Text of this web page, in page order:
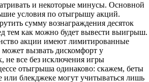
и некоторые минусы. Основной
условия по отыгрышу акций.
сумму вознаграждения десяток
тем как можно будет вывести выигрыш.
акции имеют лимитированные
может вызвать дискомфорт у
не все без исключения игры
отыгрыша одинаково: скажем, беты
или блекджеке могут учитываться лишь